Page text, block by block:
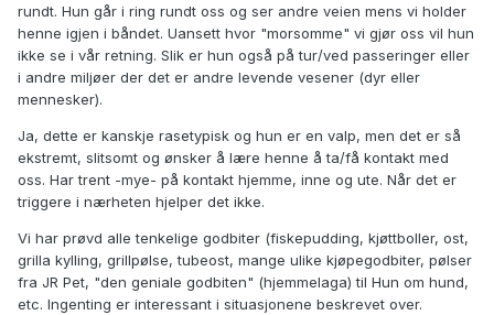
rundt. Hun går i ring rundt oss og ser andre veien mens vi holder
henne igjen i båndet. Uansett hvor "morsomme" vi gjør oss vil hun
ikke se i vår retning. Slik er hun også på tur/ved passeringer eller
i andre miljøer der det er andre levende vesener (dyr eller
mennesker).
Ja, dette er kanskje rasetypisk og hun er en valp, men det er så
ekstremt, slitsomt og ønsker å lære henne å ta/få kontakt med
oss. Har trent -mye- på kontakt hjemme, inne og ute. Når det er
triggere i nærheten hjelper det ikke.
Vi har prøvd alle tenkelige godbiter (fiskepudding, kjøttboller, ost,
grilla kylling, grillpølse, tubeost, mange ulike kjøpegodbiter, pølser
fra JR Pet, "den geniale godbiten" (hjemmelaga) til Hun om hund,
etc. Ingenting er interessant i situasjonene beskrevet over.